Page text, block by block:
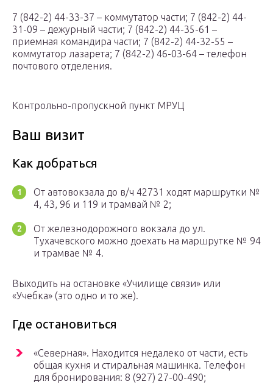
7 (842-2) 44-33-37 – коммутатор части; 7 (842-2) 44-
31-09 – дежурный части; 7 (842-2) 44-35-61 –
приемная командира части; 7 (842-2) 44-32-55 –
коммутатор лазарета; 7 (842-2) 46-03-64 – телефон
почтового отделения.
Контрольно-пропускной пункт МРУЦ
Ваш визит
Как добраться
От автовокзала до в/ч 42731 ходят маршрутки №
4, 43, 96 и 119 и трамвай № 2;
От железнодорожного вокзала до ул.
Тухачевского можно доехать на маршрутке № 94
и трамвае № 4.
Выходить на остановке «Училище связи» или
«Учебка» (это одно и то же).
Где остановиться
«Северная». Находится недалеко от части, есть
общая кухня и стиральная машинка. Телефон
для бронирования: 8 (927) 27-00-490;